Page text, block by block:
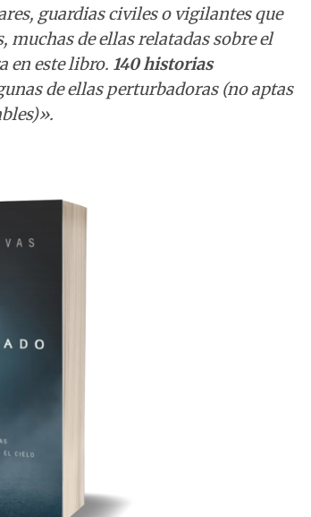
guardias civiles o vigilantes que
de ellas relatadas sobre el
en este libro. 140 historias
de ellas perturbadoras (no aptas